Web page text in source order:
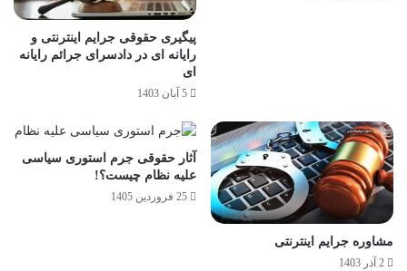
پیگیری حقوقی جرایم اینترنتی و
رایانه ای در دادسرای جرائم رایانه
ای
5 آبان 1403
مشاوره جرایم اینترنتی
2 آذر 1403
آثار حقوقی جرم استوری سیاسی
علیه نظام چیست؟!
25 فروردین 1405